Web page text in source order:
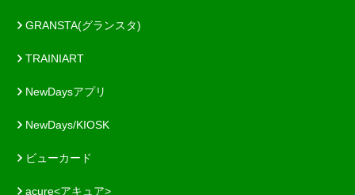
GRANSTA(グランスタ)
TRAINIART
NewDaysアプリ
NewDays/KIOSK
ビューカード
acure<アキュア>